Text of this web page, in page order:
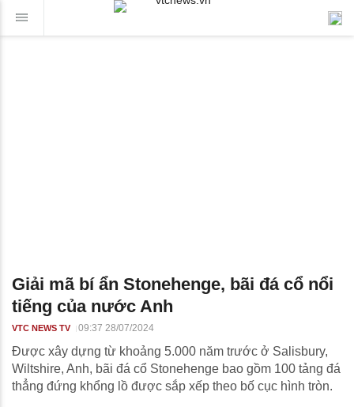
Giải mã bí ẩn Stonehenge, bãi đá cổ nổi
tiếng của nước Anh
VTC NEWS TV 09:37 28/07/2024
Được xây dựng từ khoảng 5.000 năm trước ở Salisbury,
Wiltshire, Anh, bãi đá cổ Stonehenge bao gồm 100 tảng đá
thẳng đứng khổng lồ được sắp xếp theo bố cục hình tròn.